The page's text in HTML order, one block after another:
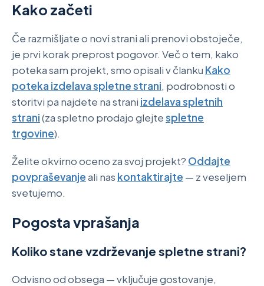
Kako začeti
Če razmišljate o novi strani ali prenovi obstoječe,
je prvi korak preprost pogovor. Več o tem, kako
poteka sam projekt, smo opisali v članku Kako
poteka izdelava spletne strani, podrobnosti o
storitvi pa najdete na strani izdelava spletnih
strani(za spletno prodajo glejtespletne
trgovine).
Želite okvirno oceno za svoj projekt? Oddajte
povpraševanjeali nas kontaktirajte — z veseljem
svetujemo.
Pogosta vprašanja
Koliko stane vzdrževanje spletne strani?
Odvisno od obsega — vključuje gostovanje,